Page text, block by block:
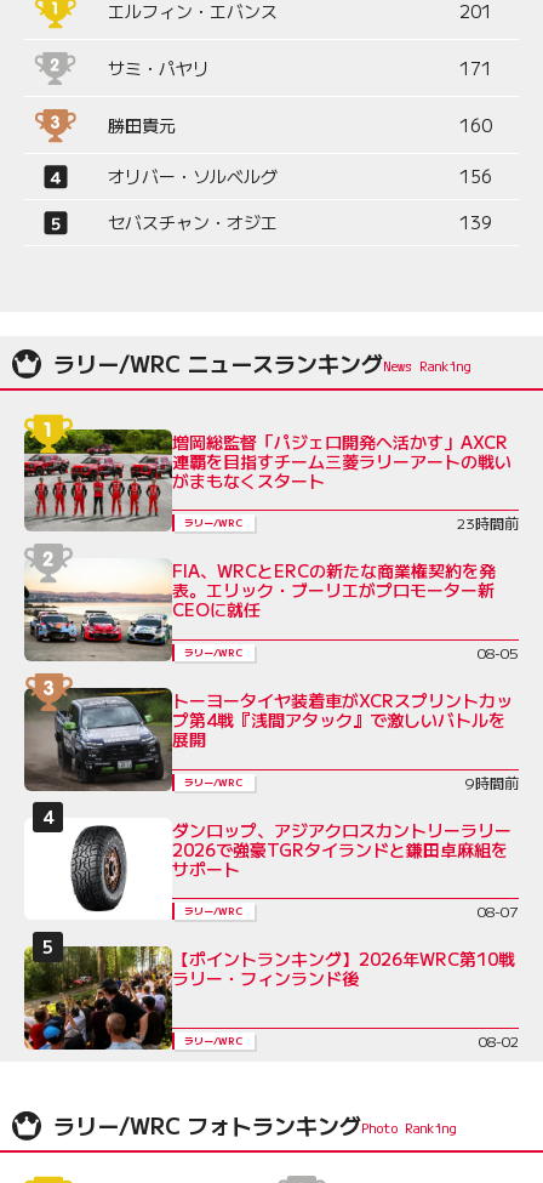
エルフィン・エバンス 201
サミ・パヤリ 171
勝田貴元 160
オリバー・ソルベルグ
156
セバスチャン・オジエ
139
ラリー/WRC ニュースランキング
増岡総監督「パジェロ開発へ活かす」AXCR
連覇を目指すチーム三菱ラリーアートの戦い
がまもなくスタート
ラリー/WRC 23時間前
FIA、WRCとERCの新たな商業権契約を発
表。エリック・ブーリエがプロモーター新
CEOに就任
ラリー/WRC 08-05
トーヨータイヤ装着車がXCRスプリントカッ
プ第4戦『浅間アタック』で激しいバトルを
展開
ラリー/WRC 9時間前
ダンロップ、アジアクロスカントリーラリー
2026で強豪TGRタイランドと鎌田卓麻組を
サポート
ラリー/WRC 08-07
【ポイントランキング】2026年WRC第10戦
ラリー・フィンランド後
ラリー/WRC 08-02
ラリー/WRC フォトランキング